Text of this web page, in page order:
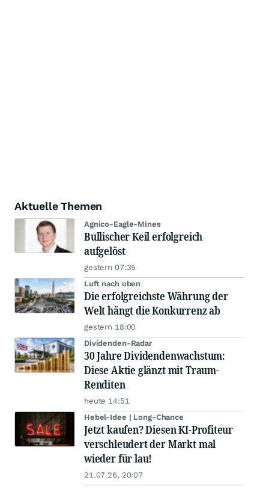
Aktuelle Themen
Agnico-Eagle-Mines
Bullischer Keil erfolgreich
aufgelöst
gestern 07:35
Luft nach oben
Die erfolgreichste Währung der
Welt hängt die Konkurrenz ab
gestern 18:00
Dividenden-Radar
30 Jahre Dividendenwachstum:
Diese Aktie glänzt mit Traum-
Renditen
heute 14:51
Hebel-Idee | Long-Chance
Jetzt kaufen? Diesen KI-Profiteur
verschleudert der Markt mal
wieder für lau!
21.07.26, 20:07